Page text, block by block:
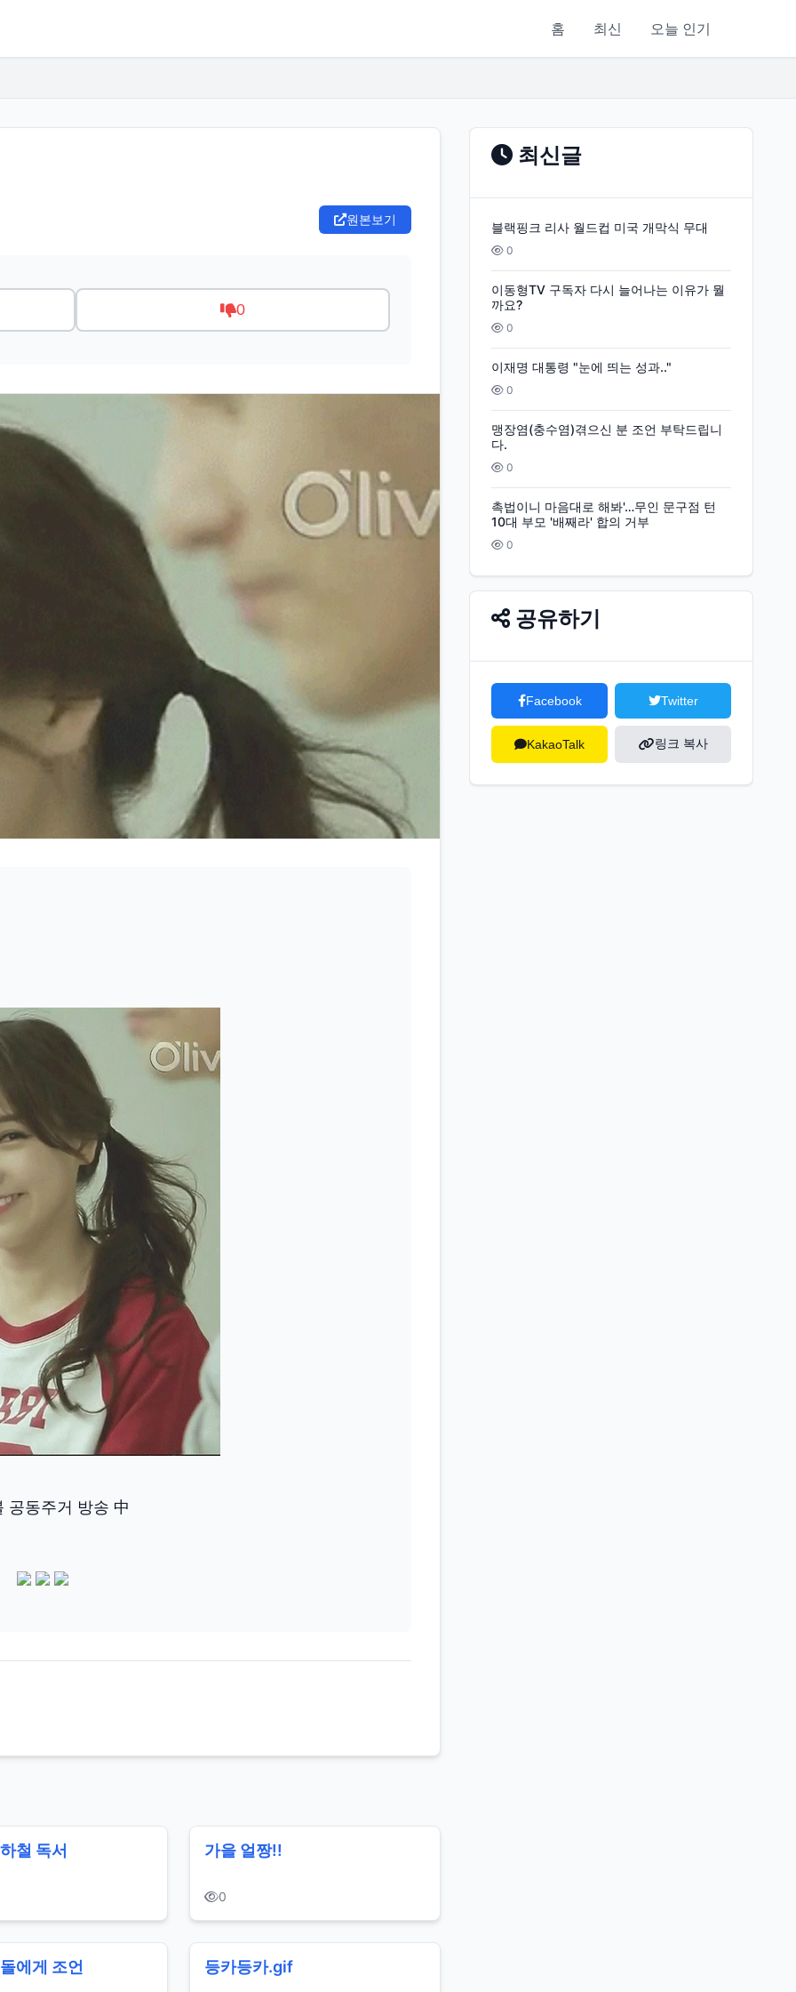
홈 최신 오늘 인기
원본보기
0
공동주거 방송 中
철 독서 가을 얼짱!!
0
에게 조언 등카등카.gif
최신글
블랙핑크 리사 월드컵 미국 개막식 무대
0
이동형TV 구독자 다시 늘어나는 이유가 뭘
까요?
0
이재명 대통령 "눈에 띄는 성과.."
0
맹장염(충수염)겪으신 분 조언 부탁드립니
다.
0
촉법이니 마음대로 해봐'…무인 문구점 턴
10대 부모 '배째라' 합의 거부
0
공유하기
Facebook Twitter
KakaoTalk 링크 복사